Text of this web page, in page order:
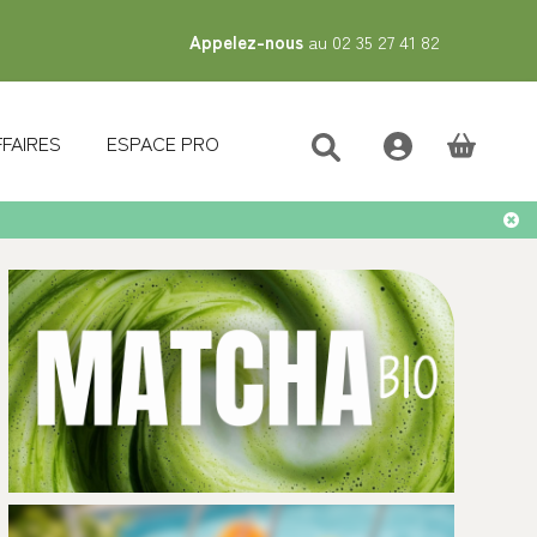
Appelez-nous au 02 35 27 41 82
ESPACE PRO